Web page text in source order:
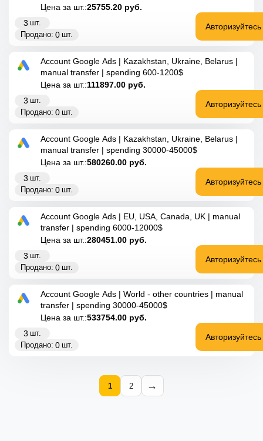
sites is ideal for launching advertising. Spend
3 шт.
Продано: 0 шт.
Цена за шт.:25755.20 руб.
Авторизуйтесь
Account Google Ads | Kazakhstan, Ukraine, Belarus |
manual transfer | spending 600-1200$
3 шт.
Продано: 0 шт.
Цена за шт.:111897.00 руб.
Авторизуйтесь
Account Google Ads | Kazakhstan, Ukraine, Belarus |
manual transfer | spending 30000-45000$
3 шт.
Продано: 0 шт.
Цена за шт.:580260.00 руб.
Авторизуйтесь
Account Google Ads | EU, USA, Canada, UK | manual
transfer | spending 6000-12000$
3 шт.
Продано: 0 шт.
Цена за шт.:280451.00 руб.
Авторизуйтесь
Account Google Ads | World - other countries | manual
transfer | spending 30000-45000$
3 шт.
Продано: 0 шт.
Цена за шт.:533754.00 руб.
Авторизуйтесь
1 2